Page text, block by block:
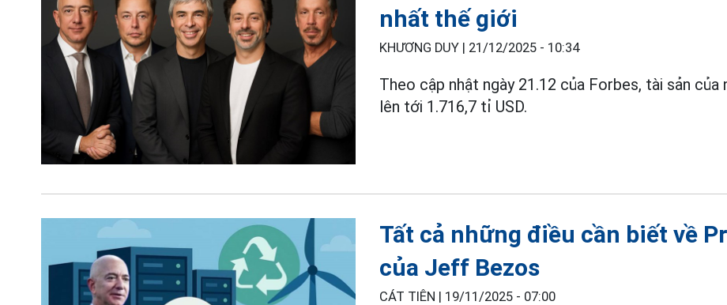
nhất thế giới
KHƯƠNG DUY | 21/12/2025 - 10:34
Theo cập nhật ngày 21.12 của Forbes, tài sản của
lên tới 1.716,7 tỉ USD.
Tất cả những điều cần biết về
của Jeff Bezos
CÁT TIÊN | 19/11/2025 - 07:00